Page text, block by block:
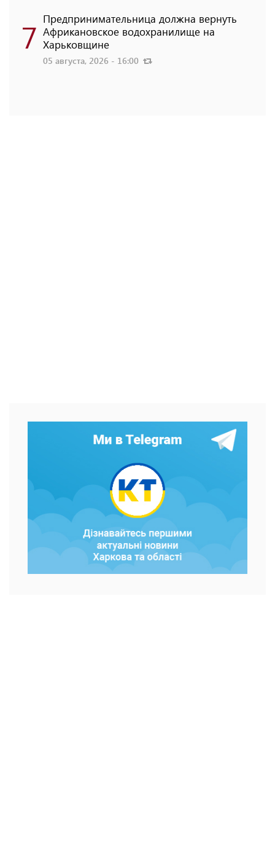
7 Предпринимательница должна вернуть
Африкановское водохранилище на
Харьковщине
05 августа, 2026 - 16:00